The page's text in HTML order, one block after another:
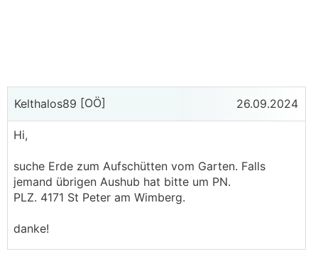
Kelthalos89 [OÖ] 26.09.2024
Hi,
suche Erde zum Aufschütten vom Garten. Falls
jemand übrigen Aushub hat bitte um PN.
PLZ. 4171 St Peter am Wimberg.
danke!